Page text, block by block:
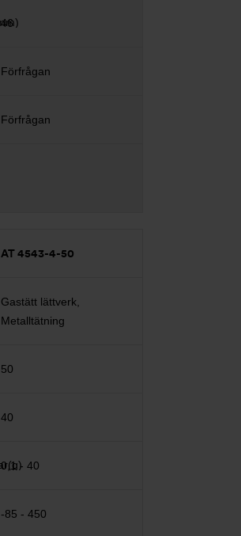
46
Förfrågan
Förfrågan
AT 4543-4-50
Gastätt lättverk,
Metalltätning
50
40
0,1 - 40
-85 - 450